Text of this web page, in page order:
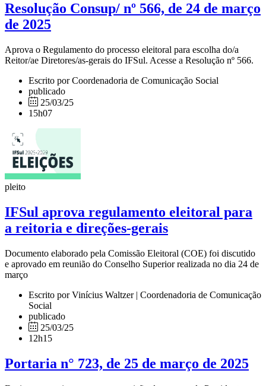
Resolução Consup/ nº 566, de 24 de março
de 2025
Aprova o Regulamento do processo eleitoral para escolha do/a
Reitor/ae Diretores/as-gerais do IFSul. Acesse a Resolução nº 566.
Escrito por Coordenadoria de Comunicação Social
publicado
25/03/25
15h07
pleito
IFSul aprova regulamento eleitoral para
a reitoria e direções-gerais
Documento elaborado pela Comissão Eleitoral (COE) foi discutido
e aprovado em reunião do Conselho Superior realizada no dia 24 de
março
Escrito por Vinícius Waltzer | Coordenadoria de Comunicação
Social
publicado
25/03/25
12h15
Portaria n° 723, de 25 de março de 2025